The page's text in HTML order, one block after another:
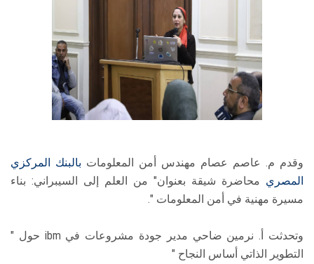
وقدم م. عاصم عصام مهندس أمن المعلومات بالبنك المركزي
المصري محاضرة شيقة بعنوان" من العلم إلى السيبراني: بناء
مسيرة مهنية في أمن المعلومات ".
وتحدثت أ. نرمين ضاحي مدير جودة مشروعات في ibm حول "
التطوير الذاتي أساس النجاح "